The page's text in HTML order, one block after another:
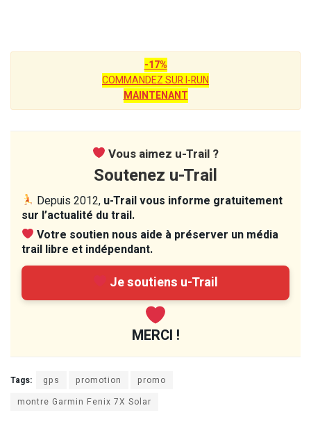
-17%
COMMANDEZ SUR I-RUN
MAINTENANT
Vous aimez u-Trail ?
Soutenez u-Trail
Depuis 2012, u-Trail vous informe gratuitement
sur l’actualité du trail.
Votre soutien nous aide à préserver un média
trail libre et indépendant.
Je soutiens u-Trail
MERCI !
Tags: gps promotion
promo
montre Garmin Fenix 7X Solar